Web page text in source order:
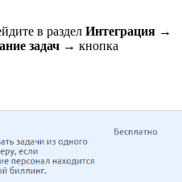
в раздел Интеграция →
задач → кнопка